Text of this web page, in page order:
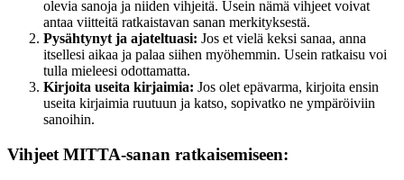
olevia sanoja ja niiden vihjeitä. Usein nämä vihjeet voivat
antaa viitteitä ratkaistavan sanan merkityksestä.
Pysähtynyt ja ajateltuasi: Jos et vielä keksi sanaa, anna
itsellesi aikaa ja palaa siihen myöhemmin. Usein ratkaisu voi
tulla mieleesi odottamatta.
Kirjoita useita kirjaimia: Jos olet epävarma, kirjoita ensin
useita kirjaimia ruutuun ja katso, sopivatko ne ympäröiviin
sanoihin.
Vihjeet MITTA-sanan ratkaisemiseen: